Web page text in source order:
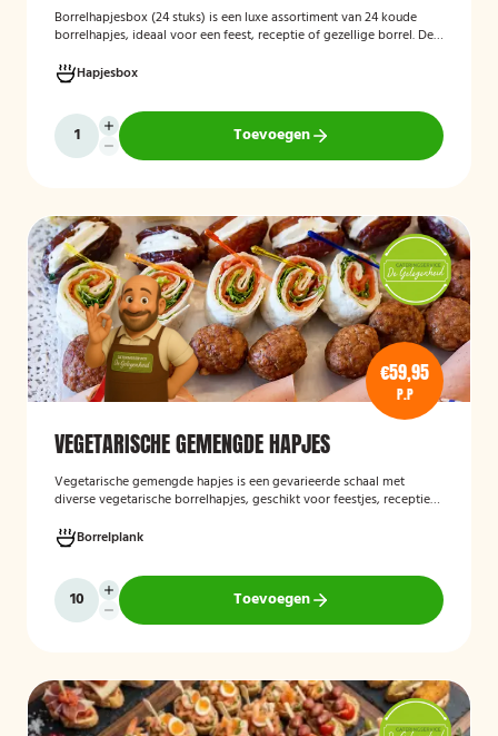
Borrelhapjesbox (24 stuks) is een luxe assortiment van 24 koude
borrelhapjes, ideaal voor een feest, receptie of gezellige borrel. De
zalmrolletjes, brie met notenmelange en vitello tonato, verzorgd
gepresenteerd en direct klaar om te serveren.
Hapjesbox
Toevoegen
€59,95
P.P
VEGETARISCHE GEMENGDE HAPJES
Vegetarische gemengde hapjes is een gevarieerde schaal met
diverse vegetarische borrelhapjes, geschikt voor feestjes, recepties
smaakvolle vegetarische snacks en biedt een afwisselend
assortiment voor gasten die geen vlees eten.
Borrelplank
Toevoegen